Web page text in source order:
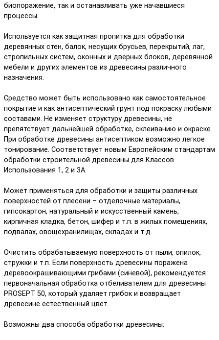
биопоражение, так и останавливать уже начавшиеся
процессы.
Используется как защитная пропитка для обработки
деревянных стен, балок, несущих брусьев, перекрытий, лаг,
стропильных систем, оконных и дверных блоков, деревянной
мебели и других элементов из древесины различного
назначения.
Средство может быть использовано как самостоятельное
покрытие и как антисептический грунт под покраску любыми
составами. Не изменяет структуру древесины, не
препятствует дальнейшей обработке, склеиванию и окраске.
При обработке древесины антисептиком возможно легкое
тонирование. Соответствует новым Европейским стандартам
обработки строительной древесины для Классов
Использования 1, 2 и 3A.
Может применяться для обработки и защиты различных
поверхностей от плесени – отделочные материалы,
гипсокартон, натуральный и искусственный камень,
кирпичная кладка, бетон, шифер и т.п. в жилых помещениях,
подвалах, овощехранилищах, складах и т.д.
Очистить обрабатываемую поверхность от пыли, опилок,
стружки и т.п. Если поверхность древесины поражена
деревоокрашивающими грибами (синевой), рекомендуется
первоначальная обработка отбеливателем для древесины
PROSEPT 50, который удаляет грибок и возвращает
древесине естественный цвет.
Возможны два способа обработки древесины: